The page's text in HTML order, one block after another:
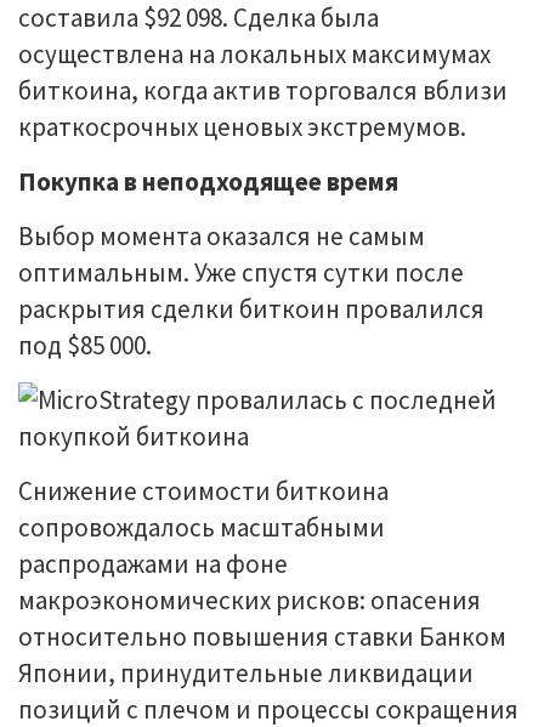
составила $92 098. Сделка была
осуществлена на локальных максимумах
биткоина, когда актив торговался вблизи
краткосрочных ценовых экстремумов.
Покупка в неподходящее время
Выбор момента оказался не самым
оптимальным. Уже спустя сутки после
раскрытия сделки биткоин провалился
под $85 000.
Снижение стоимости биткоина
сопровождалось масштабными
распродажами на фоне
макроэкономических рисков: опасения
относительно повышения ставки Банком
Японии, принудительные ликвидации
позиций с плечом и процессы сокращения